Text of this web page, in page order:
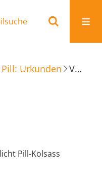
Urkunden Vereinbarung Gottesdienstpflicht Pill-Kolsass
Pill-Kolsass